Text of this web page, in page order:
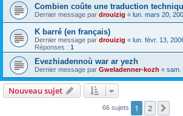
Combien coûte une traduction
Dernier message par drouizig « lun. mars 20,
K barré (en français)
Dernier message par drouizig « lun. févr. 13,
Réponses : 1
Evezhiadennoù war ar yezh
Dernier message par Gweladenner-kozh « sam.
Nouveau sujet
66 sujets 1 2